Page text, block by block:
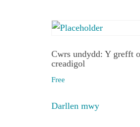
Cwrs undydd: Y grefft
creadigol
Free
Darllen mwy